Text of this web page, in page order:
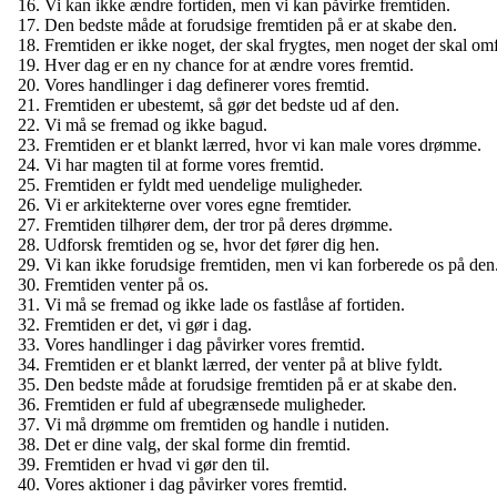
Vi kan ikke ændre fortiden, men vi kan påvirke fremtiden.
Den bedste måde at forudsige fremtiden på er at skabe den.
Fremtiden er ikke noget, der skal frygtes, men noget der skal
Hver dag er en ny chance for at ændre vores fremtid.
Vores handlinger i dag definerer vores fremtid.
Fremtiden er ubestemt, så gør det bedste ud af den.
Vi må se fremad og ikke bagud.
Fremtiden er et blankt lærred, hvor vi kan male vores drømme.
Vi har magten til at forme vores fremtid.
Fremtiden er fyldt med uendelige muligheder.
Vi er arkitekterne over vores egne fremtider.
Fremtiden tilhører dem, der tror på deres drømme.
Udforsk fremtiden og se, hvor det fører dig hen.
Vi kan ikke forudsige fremtiden, men vi kan forberede os på den.
Fremtiden venter på os.
Vi må se fremad og ikke lade os fastlåse af fortiden.
Fremtiden er det, vi gør i dag.
Vores handlinger i dag påvirker vores fremtid.
Fremtiden er et blankt lærred, der venter på at blive fyldt.
Den bedste måde at forudsige fremtiden på er at skabe den.
Fremtiden er fuld af ubegrænsede muligheder.
Vi må drømme om fremtiden og handle i nutiden.
Det er dine valg, der skal forme din fremtid.
Fremtiden er hvad vi gør den til.
Vores aktioner i dag påvirker vores fremtid.